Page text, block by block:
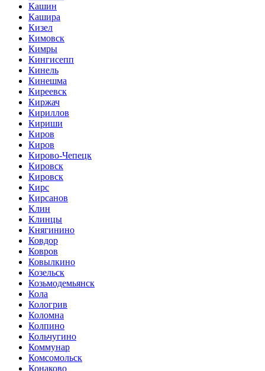
Кашин
Кашира
Кизел
Кимовск
Кимры
Кингисепп
Кинель
Кинешма
Киреевск
Киржач
Кириллов
Кириши
Киров
Киров
Кирово-Чепецк
Кировск
Кировск
Кирс
Кирсанов
Клин
Клинцы
Княгинино
Ковдор
Ковров
Ковылкино
Козельск
Козьмодемьянск
Кола
Кологрив
Коломна
Колпино
Кольчугино
Коммунар
Комсомольск
Конаково